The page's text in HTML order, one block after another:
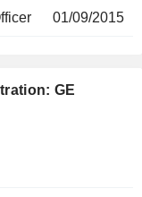
01/09/2015
GE